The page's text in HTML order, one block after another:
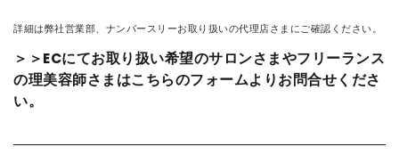
詳細は弊社営業部、ナンバースリーお取り扱いの代理店さまにご確認ください。
＞＞ECにてお取り扱い希望のサロンさまやフリーランス
の理美容師さまはこちらのフォームよりお問合せくださ
い。